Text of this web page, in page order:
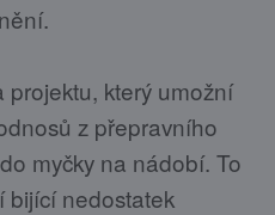
projektu, který umožní
z přepravního
myčky na nádobí. To
bijící nedostatek